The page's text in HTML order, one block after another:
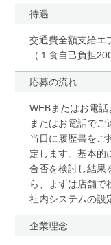
待遇
交通費全額支給エ
（１食自己負担
応募の流れ
WEBまたはお電
またはお電話でご
当日に履歴書を
定します。基本的
合否を検討し結果
ら、まずは店舗で
社内システムの設
企業理念